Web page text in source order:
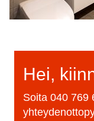
Hei,
Soita 040 769